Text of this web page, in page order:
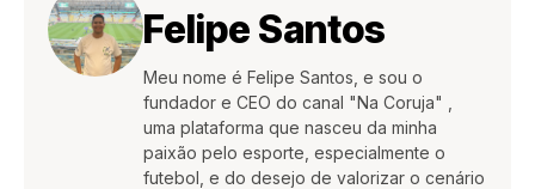
Felipe Santos
Meu nome é Felipe Santos, e sou o
fundador e CEO do canal "Na Coruja" ,
uma plataforma que nasceu da minha
paixão pelo esporte, especialmente o
futebol, e do desejo de valorizar o cenário